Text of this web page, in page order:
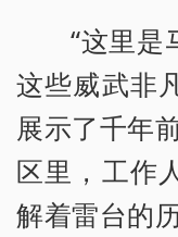
“这里是
这些威武非
展示了千年
区里，工作
解着雷台的